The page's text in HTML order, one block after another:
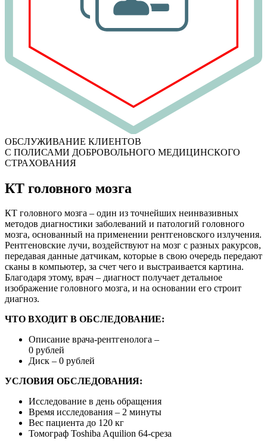
ОБСЛУЖИВАНИЕ КЛИЕНТОВ
С ПОЛИСАМИ ДОБРОВОЛЬНОГО МЕДИЦИНСКОГО
СТРАХОВАНИЯ
КТ головного мозга
КТ головного мозга – один из точнейших неинвазивных
методов диагностики заболеваний и патологий головного
мозга, основанный на применении рентгеновского излучения.
Рентгеновские лучи, воздействуют на мозг с разных ракурсов,
передавая данные датчикам, которые в свою очередь передают
сканы в компьютер, за счет чего и выстраивается картина.
Благодаря этому, врач – диагност получает детальное
изображение головного мозга, и на основании его строит
диагноз.
ЧТО ВХОДИТ В ОБСЛЕДОВАНИЕ:
Описание врача-рентгенолога –
0 рублей
Диск – 0 рублей
УСЛОВИЯ ОБСЛЕДОВАНИЯ:
Исследование в день обращения
Время исследования – 2 минуты
Вес пациента до 120 кг
Томограф Toshiba Aquilion 64-среза